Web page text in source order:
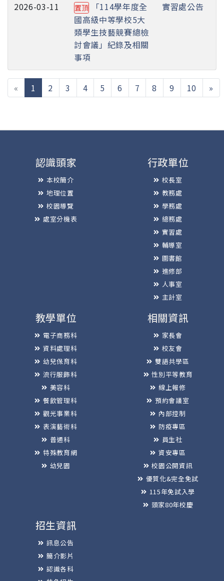
2026-03-11 置頂
「114學年度全
國高級中等學校5大
類學生技藝競賽總檢
討會議」紀錄及相關
事項
實習處公告
« 1 (current)
2 3 4 5 6 7 8 9 10 »
認識頭家
本校簡介
地理位置
校園導覽
處室分機表
行政單位
校長室
教務處
學務處
總務處
實習處
輔導室
圖書館
進修部
人事室
主計室
教學單位
電子商務科
資料處理科
幼兒保育科
流行服飾科
美容科
餐飲管理科
觀光事業科
表演藝術科
普通科
特殊教育網
幼兒園
相關資訊
家長會
校友會
雙語共學區
性別平等教育
線上報修
預約會議室
內部控制
防疫專區
員生社
資安專區
校園公開資訊
優質化&完全免試
115年免試入學
頭家80年校慶
招生資訊
訊息公告
簡介影片
認識各科